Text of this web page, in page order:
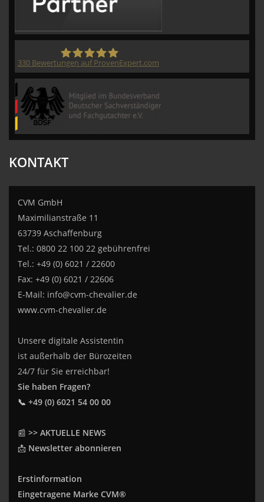
330 Bewertungen auf ProvenExpert.com
KONTAKT
CVM GmbH
Maximilianstraße 11
63739 Aschaffenburg
Tel.: 0800 22 100 22 gebührenfrei
Tel.: +49 (0) 6021 / 22600
Fax: +49 (0) 6021 / 22606
E-Mail: info@cvm-chevalier.de
www.cvm-chevalier.de
Unsere digitale Assistentin
ist außerhalb der Bürozeiten
24/7 für Sie erreichbar!
Sie haben Fragen?
📞 +49 (0) 6021 54 00 00
📰 >> AKTUELLE NEWS
📩 Newsletter abonnieren
Erstinformation
Eingetragene Marke CVM®